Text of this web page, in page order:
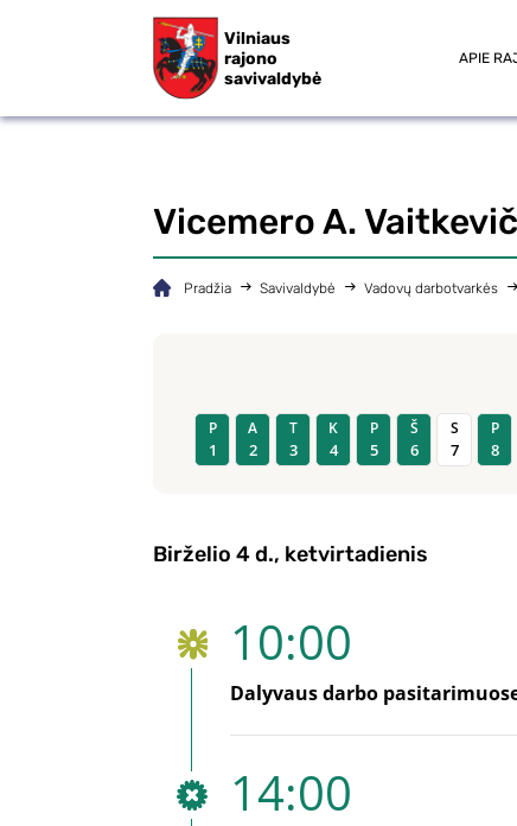
Vilniaus
rajono
savivaldybė
APIE
Vicemero A.
Pradžia Savivaldybė Vadovų darbotvarkės
P
1
A
2
T
3
K
4
P
5
Š
6
S
7
P
8
Birželio 4 d., ketvirtadienis
10:00
Dalyvaus darbo
14:00